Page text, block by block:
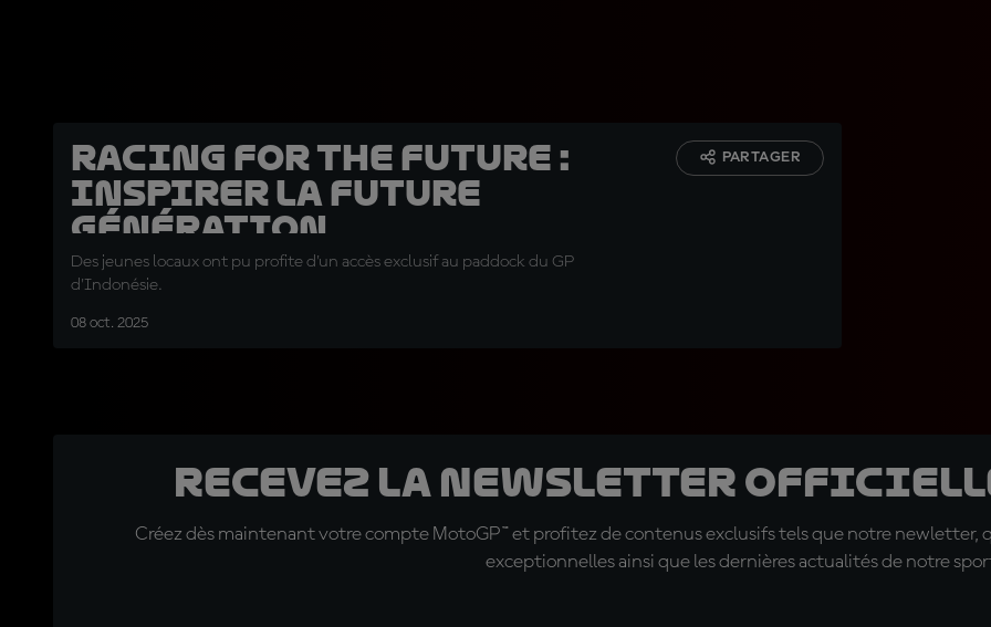
Racing for the Future :
inspirer la future
génération
Des jeunes locaux ont pu profite d'un accès exclusif au paddock du GP
d'Indonésie.
08 oct. 2025
PARTAGER
Recevez la Newsletter officielle
Créez dès maintenant votre compte MotoGP™ et profitez de contenus exclusifs tels que notre newletter,
exceptionnelles ainsi que les dernières actualités de notre